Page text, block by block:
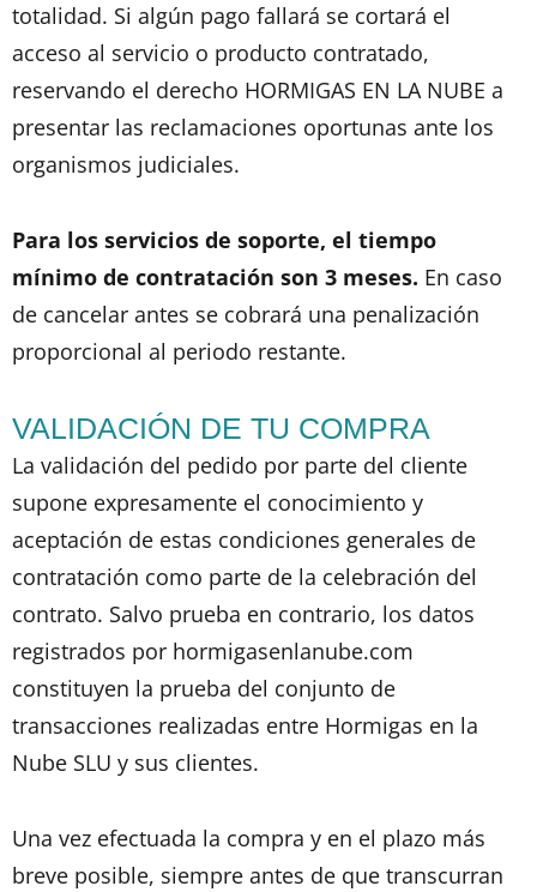
totalidad. Si algún pago fallará se cortará el
acceso al servicio o producto contratado,
reservando el derecho HORMIGAS EN LA NUBE a
presentar las reclamaciones oportunas ante los
organismos judiciales.
Para los servicios de soporte, el tiempo
mínimo de contratación son 3 meses. En caso
de cancelar antes se cobrará una penalización
proporcional al periodo restante.
VALIDACIÓN DE TU COMPRA
La validación del pedido por parte del cliente
supone expresamente el conocimiento y
aceptación de estas condiciones generales de
contratación como parte de la celebración del
contrato. Salvo prueba en contrario, los datos
registrados por hormigasenlanube.com
constituyen la prueba del conjunto de
transacciones realizadas entre Hormigas en la
Nube SLU y sus clientes.
Una vez efectuada la compra y en el plazo más
breve posible, siempre antes de que transcurran